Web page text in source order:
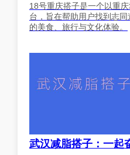
18号重庆搭子是一个以重
台，旨在帮助用户找到志
的美食、旅行与文化体验。
武汉减脂搭子：一起